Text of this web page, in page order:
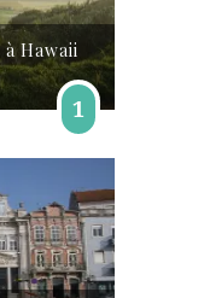
Hawaii
1